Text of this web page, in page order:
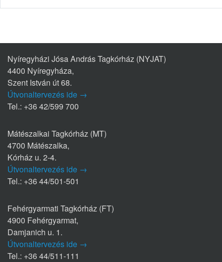
Nyíregyházi Jósa András Tagkórház (NYJAT)
4400 Nyíregyháza,
Szent István út 68.
Útvonaltervezés ide →
Tel.: +36 42/599 700
Mátészalkai Tagkórház (MT)
4700 Mátészalka,
Kórház u. 2-4.
Útvonaltervezés ide →
Tel.: +36 44/501-501
Fehérgyarmati Tagkórház (FT)
4900 Fehérgyarmat,
Damjanich u. 1.
Útvonaltervezés ide →
Tel.: +36 44/511-111